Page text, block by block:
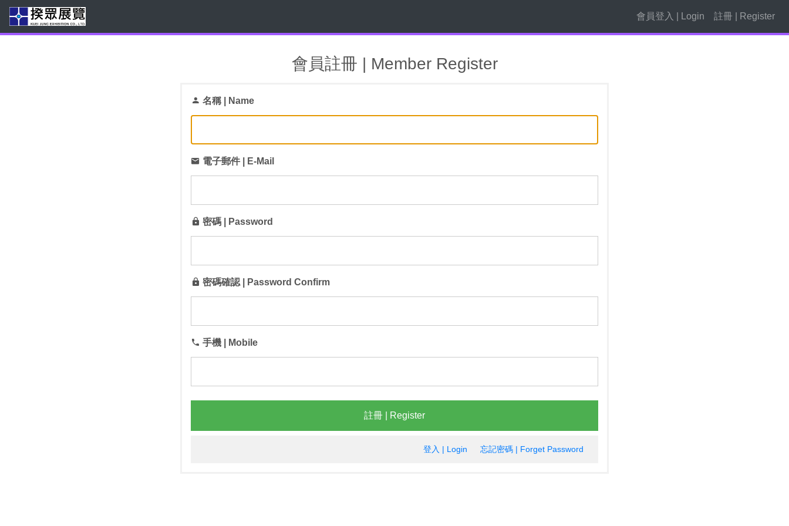
會員登入 | Login 註冊 | Register
會員註冊 | Member Register
名稱 | Name
電子郵件 | E-Mail
密碼 | Password
密碼確認 | Password Confirm
手機 | Mobile
註冊 | Register
登入 | Login 忘記密碼 | Forget Password